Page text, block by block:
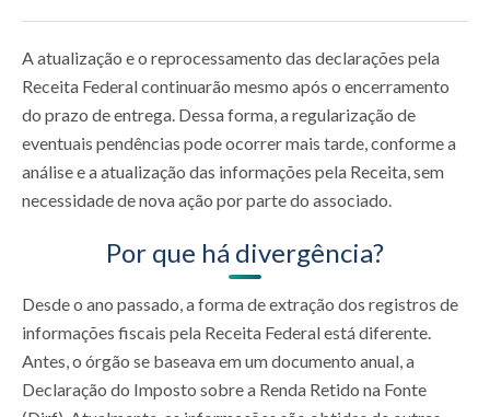
A atualização e o reprocessamento das declarações pela
Receita Federal continuarão mesmo após o encerramento
do prazo de entrega. Dessa forma, a regularização de
eventuais pendências pode ocorrer mais tarde, conforme a
análise e a atualização das informações pela Receita, sem
necessidade de nova ação por parte do associado.
Por que há divergência?
Desde o ano passado, a forma de extração dos registros de
informações fiscais pela Receita Federal está diferente.
Antes, o órgão se baseava em um documento anual, a
Declaração do Imposto sobre a Renda Retido na Fonte